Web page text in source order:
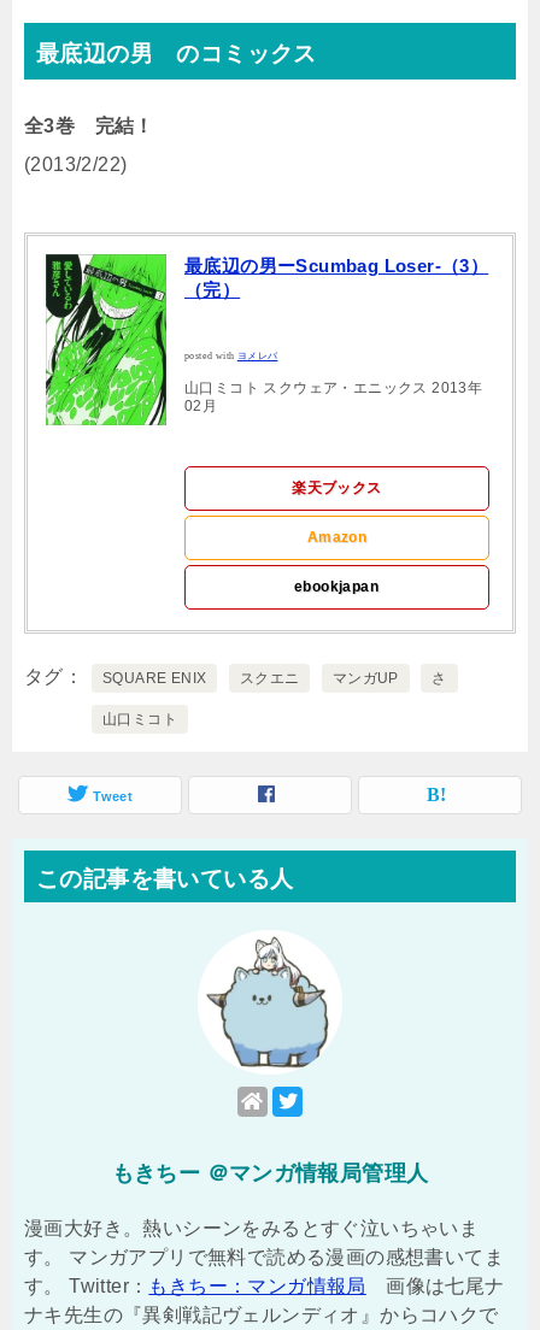
最底辺の男 のコミックス
全3巻 完結！
(2013/2/22)
最底辺の男ーScumbag Loser-（3）
（完）
posted with ヨメレバ
山口ミコト スクウェア・エニックス 2013年
02月
楽天ブックス
Amazon
ebookjapan
タグ SQUARE ENIX スクエニ マンガUP さ
山口ミコト
Tweet
この記事を書いている人
もきちー ＠マンガ情報局管理人
漫画大好き。熱いシーンをみるとすぐ泣いちゃいま
す。 マンガアプリで無料で読める漫画の感想書いてま
す。 Twitter： もきちー：マンガ情報局
画像は七尾ナ
ナキ先生の『異剣戦記ヴェルンディオ』からコハクで